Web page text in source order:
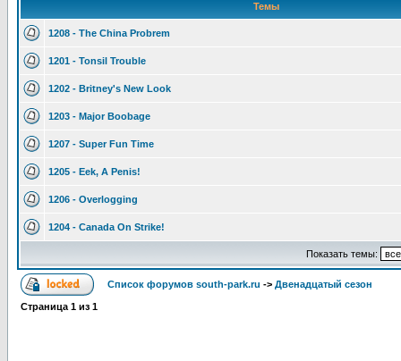
Темы
1208 - The China Probrem
1201 - Tonsil Trouble
1202 - Britney's New Look
1203 - Major Boobage
1207 - Super Fun Time
1205 - Eek, A Penis!
1206 - Overlogging
1204 - Canada On Strike!
Показать темы:
Список форумов south-park.ru -> Двенадцатый сезон
Страница 1 из 1